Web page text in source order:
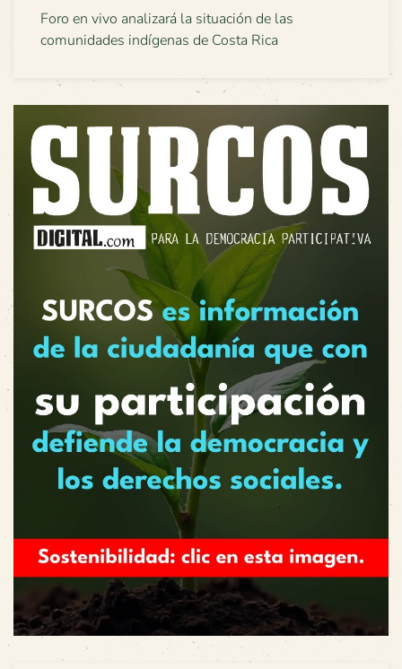
Foro en vivo analizará la situación de las
comunidades indígenas de Costa Rica